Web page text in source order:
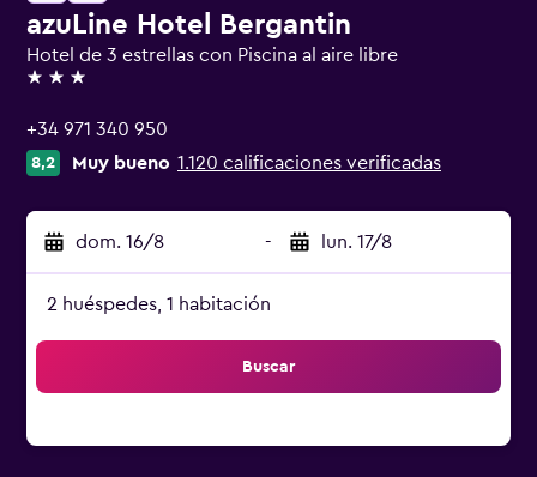
azuLine Hotel Bergantin
Hotel de 3 estrellas con Piscina al aire libre
3 estrellas
+34 971 340 950
8,2 Muy bueno 1.120 calificaciones verificadas
dom. 16/8 - lun. 17/8
2 huéspedes, 1 habitación
Buscar